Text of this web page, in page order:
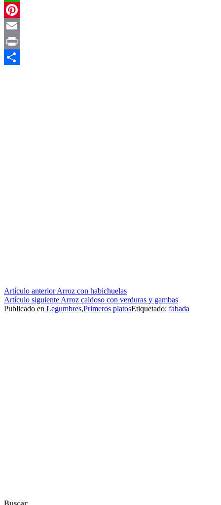
WhatsApp
Pinterest
Email
Print
Seguir
leyendo
Artículo anteriorArroz con habichuelas
Artículo siguiente Arroz caldoso con verduras y gambas
Publicado en Legumbres,Primeros platosEtiquetado: fabada
Buscar